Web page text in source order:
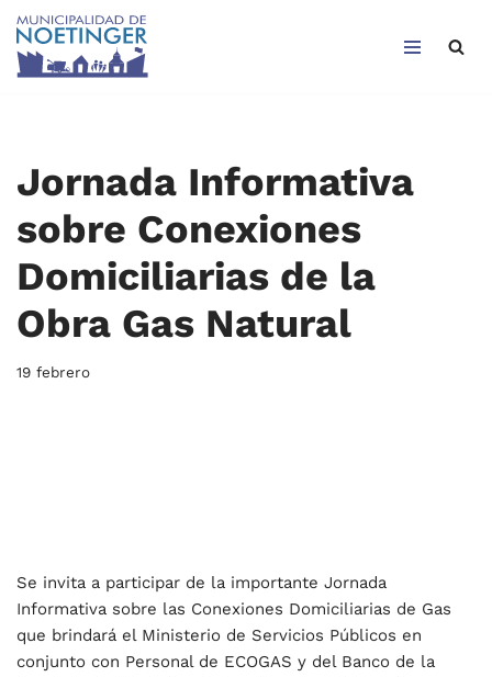
Saltar
Jornada Informativa
sobre Conexiones
Domiciliarias de la
Obra Gas Natural
19 febrero
Se invita a participar de la importante Jornada
Informativa sobre las Conexiones Domiciliarias de Gas
que brindará el Ministerio de Servicios Públicos en
conjunto con Personal de ECOGAS y del Banco de la